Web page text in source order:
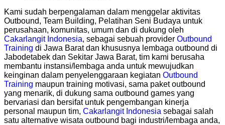
Kami sudah berpengalaman dalam menggelar aktivitas
Outbound, Team Building, Pelatihan Seni Budaya untuk
perusahaan, komunitas, umum dan di dukung oleh
Cakarlangit Indonesia, sebagai sebuah provider Outbound
Training di Jawa Barat dan khususnya lembaga outbound di
Jabodetabek dan Sekitar Jawa Barat, tim kami berusaha
membantu instansi/lembaga anda untuk mewujudkan
keinginan dalam penyelenggaraan kegiatan Outbound
Training maupun training motivasi, sama paket outbound
yang menarik, di dukung sama outbound games yang
bervariasi dan bersifat untuk pengembangan kinerja
personal maupun tim, Cakarlangit Indonesia sebagai salah
satu alternative wisata outbound bagi industri/lembaga anda,